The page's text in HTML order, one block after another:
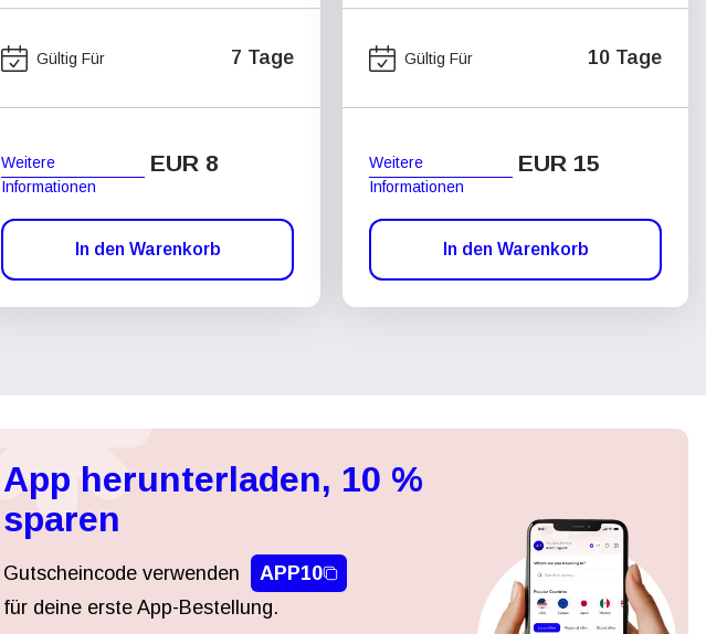
Gültig Für 7 Tage
Weitere
Informationen
EUR 8
In den Warenkorb
Gültig Für 10 Tage
Weitere
Informationen
EUR 15
In den Warenkorb
App herunterladen, 10 %
sparen
Gutscheincode verwenden
APP10
für deine erste App-Bestellung.